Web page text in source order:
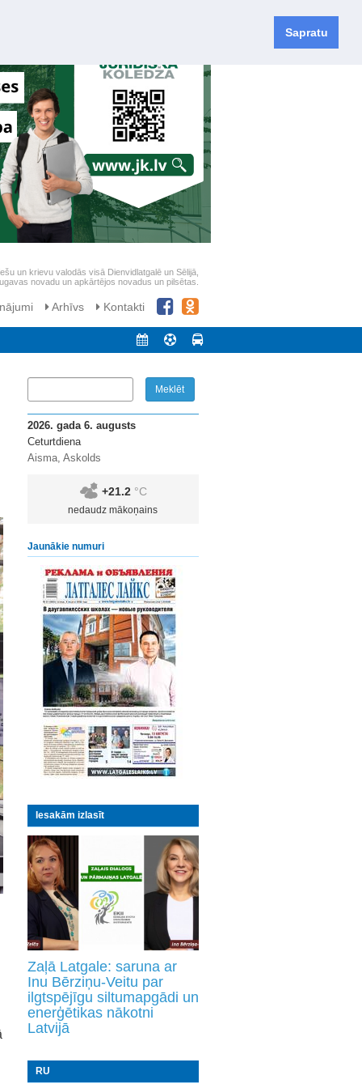
Sapratu
un krievu valodās visā Dienvidlatgalē un Sēlijā,
novadu un apkārtējos novadus un pilsētas.
Arhīvs Kontakti
2026. gada 6. augusts
Ceturtdiena
Aisma, Askolds
+21.2 °C
nedaudz mākoņains
Jaunākie numuri
Iesakām izlasīt
Zaļā Latgale: saruna ar
Inu Bērziņu-Veitu par
ilgtspējīgu siltumapgādi un
enerģētikas nākotni
Latvijā
RU